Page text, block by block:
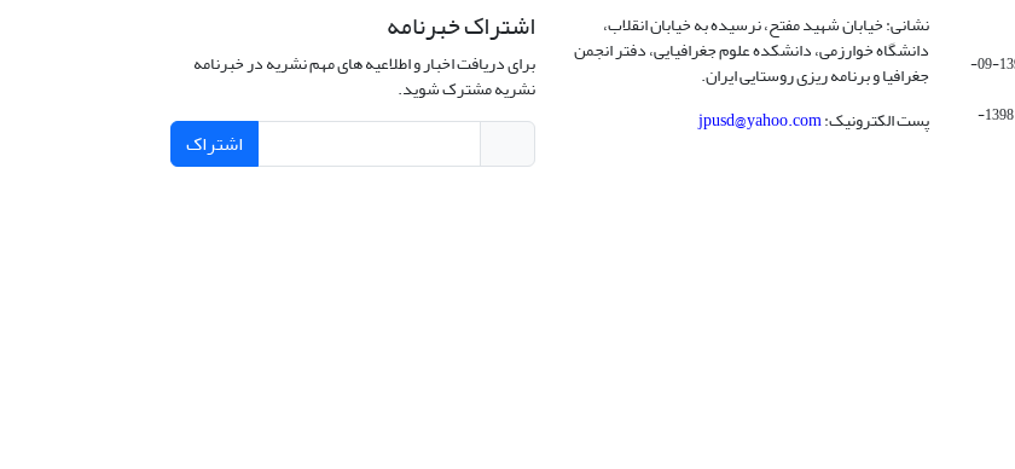
1398-09-
1398-
نشانی: خیابان شهید مفتح، نرسیده به خیابان انقلاب،
دانشگاه خوارزمی، دانشکده علوم جغرافیایی، دفتر انجمن
جغرافیا و برنامه ریزی روستایی ایران.
پست الکترونیک:jpusd@yahoo.com
اشتراک خبرنامه
برای دریافت اخبار و اطلاعیه های مهم نشریه در خبرنامه
نشریه مشترک شوید.
اشتراک